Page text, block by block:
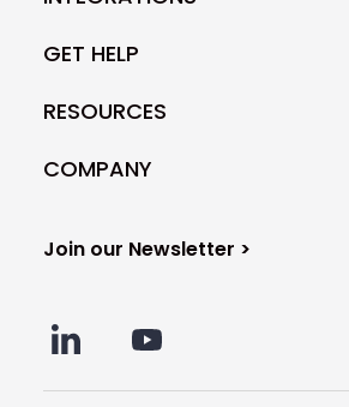
GET HELP
RESOURCES
COMPANY
Join our Newsletter >